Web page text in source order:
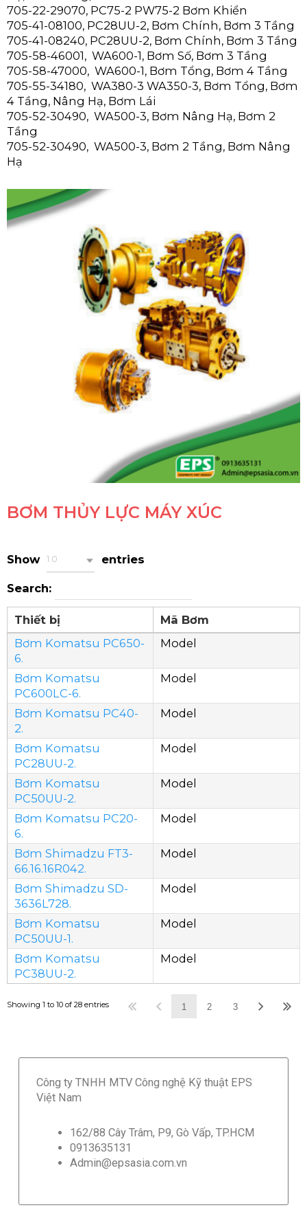
705-22-29070, PC75-2 PW75-2 Bơm Khiển
705-41-08100, PC28UU-2, Bơm Chính, Bơm 3 Tầng
705-41-08240, PC28UU-2, Bơm Chính, Bơm 3 Tầng
705-58-46001, WA600-1, Bơm Số, Bơm 3 Tầng
705-58-47000, WA600-1, Bơm Tổng, Bơm 4 Tầng
705-55-34180, WA380-3 WA350-3, Bơm Tổng, Bơm
4 Tầng, Nâng Hạ, Bơm Lái
705-52-30490, WA500-3, Bơm Nâng Hạ, Bơm 2
Tầng
705-52-30490, WA500-3, Bơm 2 Tầng, Bơm Nâng
Hạ
BƠM THỦY LỰC MÁY XÚC
Show 10 entries
Search:
Thiết bị
Mã Bơm
Bơm Komatsu PC650-
6.
Model
Bơm Komatsu
PC600LC-6.
Model
Bơm Komatsu PC40-
2.
Model
Bơm Komatsu
PC28UU-2.
Model
Bơm Komatsu
PC50UU-2.
Model
Bơm Komatsu PC20-
6.
Model
Bơm Shimadzu FT3-
66.16.16R042.
Model
Bơm Shimadzu SD-
3636L728.
Model
Bơm Komatsu
PC50UU-1.
Model
Bơm Komatsu
PC38UU-2.
Model
Showing 1 to 10 of 28 entries 1 2 3
Công ty TNHH MTV Công nghệ Kỹ thuật EPS
Việt Nam
162/88 Cây Trâm, P9, Gò Vấp, TP.HCM
0913635131
Admin@epsasia.com.vn